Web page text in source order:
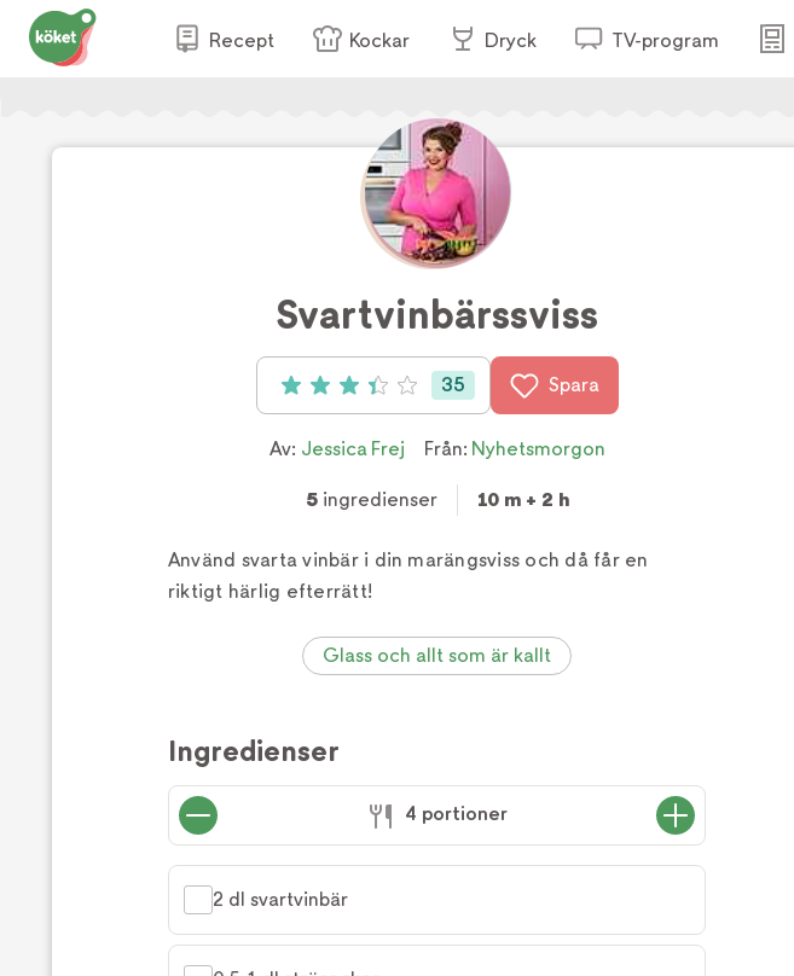
Recept Kockar Dryck TV-program
Svartvinbärssviss
Betyg: 3.4 av 5 (35 röster)
35 Spara
Av: Jessica Frej Från: Nyhetsmorgon
5ingredienser 10 m + 2 h
Använd svarta vinbär i din marängsviss och då får en
riktigt härlig efterrätt!
Glass och allt som är kallt
Ingredienser
4 portioner
2 dl svartvinbär